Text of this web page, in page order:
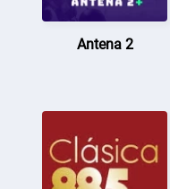
Antena 2